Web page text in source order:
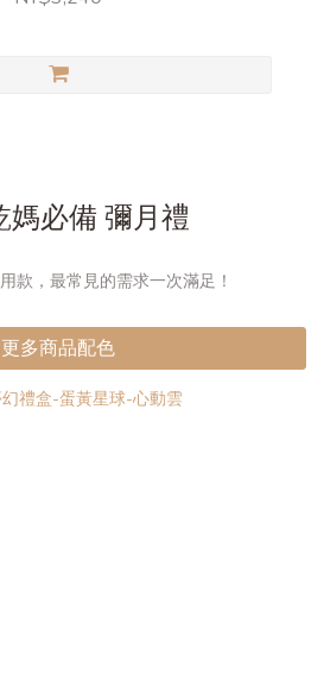
媽必備 彌月禮
款，最常見的需求一次滿足！
更多商品配色